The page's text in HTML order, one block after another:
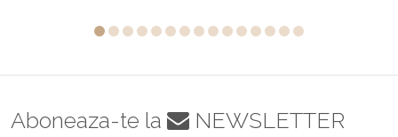
Aboneaza-te la NEWSLETTER